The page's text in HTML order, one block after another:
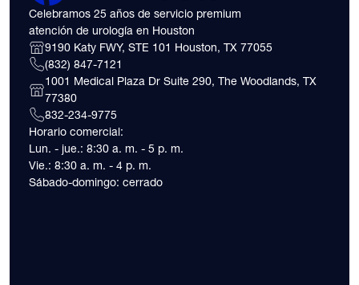
Celebramos 25 años de servicio premium
atención de urología en Houston
9190 Katy FWY, STE 101 Houston, TX 77055
(832) 847-7121
1001 Medical Plaza Dr Suite 290, The Woodlands, TX
77380
832-234-9775
Horario comercial:
Lun. - jue.: 8:30 a. m. - 5 p. m.
Vie.: 8:30 a. m. - 4 p. m.
Sábado-domingo: cerrado